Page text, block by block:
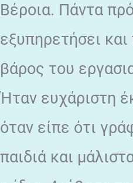
Βέροια. Πάντα
εξυπηρετήσει
βάρος του
Ήταν ευχάριστη
όταν είπε ότι
παιδιά και